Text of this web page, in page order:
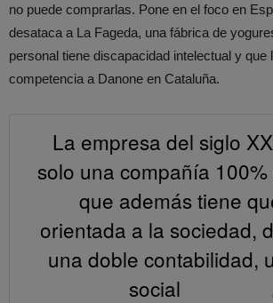
no puede comprarlas. Pone en el foco en
desataca a La Fageda, una fábrica de
personal tiene discapacidad intelectual y que
competencia a Danone en Cataluña.
La empresa del siglo
solo una compañía
que además tiene
orientada a la sociedad,
una doble contabilidad,
social